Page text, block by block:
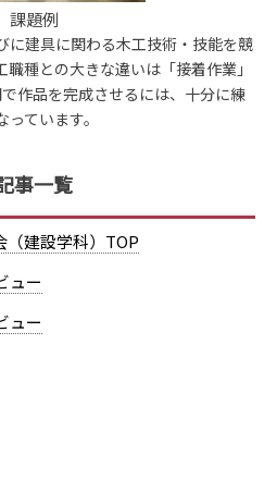
課題例
に建具に関わる木工技術・技能を競
種との大きな違いは「接着作業」
作品を完成させるには、十分に練
ています。
事一覧
（建設学科）TOP
ュー
ュー